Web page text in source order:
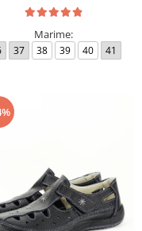
Marime:
37 38 39 40 41